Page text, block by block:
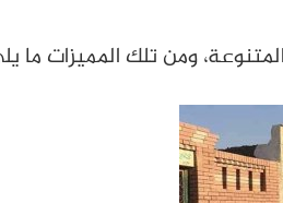
ومن تلك المميزات ما